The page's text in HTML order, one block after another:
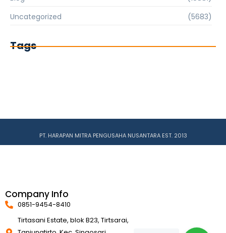
Uncategorized
(5683)
Tags
PT. HARAPAN MITRA PENGUSAHA NUSANTARA EST. 2013
Company Info
0851-9454-8410
Tirtasani Estate, blok B23, Tirtsarai,